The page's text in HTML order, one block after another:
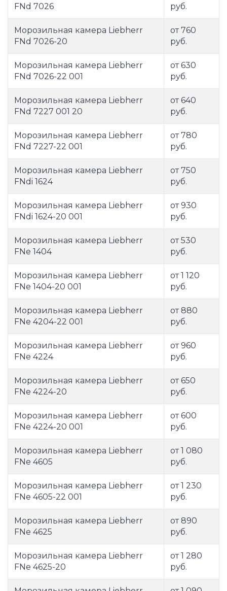
FNd 7026
руб.
Морозильная камера Liebherr
FNd 7026-20
от 760
руб.
Морозильная камера Liebherr
FNd 7026-22 001
от 630
руб.
Морозильная камера Liebherr
FNd 7227 001 20
от 640
руб.
Морозильная камера Liebherr
FNd 7227-22 001
от 780
руб.
Морозильная камера Liebherr
FNdi 1624
от 750
руб.
Морозильная камера Liebherr
FNdi 1624-20 001
от 930
руб.
Морозильная камера Liebherr
FNe 1404
от 530
руб.
Морозильная камера Liebherr
FNe 1404-20 001
от 1 120
руб.
Морозильная камера Liebherr
FNe 4204-22 001
от 880
руб.
Морозильная камера Liebherr
FNe 4224
от 960
руб.
Морозильная камера Liebherr
FNe 4224-20
от 650
руб.
Морозильная камера Liebherr
FNe 4224-20 001
от 600
руб.
Морозильная камера Liebherr
FNe 4605
от 1 080
руб.
Морозильная камера Liebherr
FNe 4605-22 001
от 1 230
руб.
Морозильная камера Liebherr
FNe 4625
от 890
руб.
Морозильная камера Liebherr
FNe 4625-20
от 1 280
руб.